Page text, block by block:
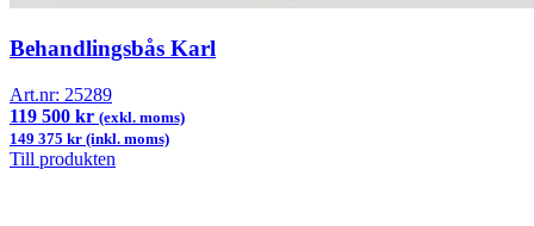
Behandlingsbås Karl
Art.nr: 25289
119 500 kr (exkl. moms)
149 375 kr (inkl. moms)
Till produkten